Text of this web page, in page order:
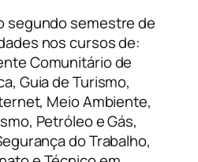
segundo semestre de
nos cursos de:
Comunitário de
Guia de Turismo,
Meio Ambiente,
Petróleo e Gás,
do Trabalho,